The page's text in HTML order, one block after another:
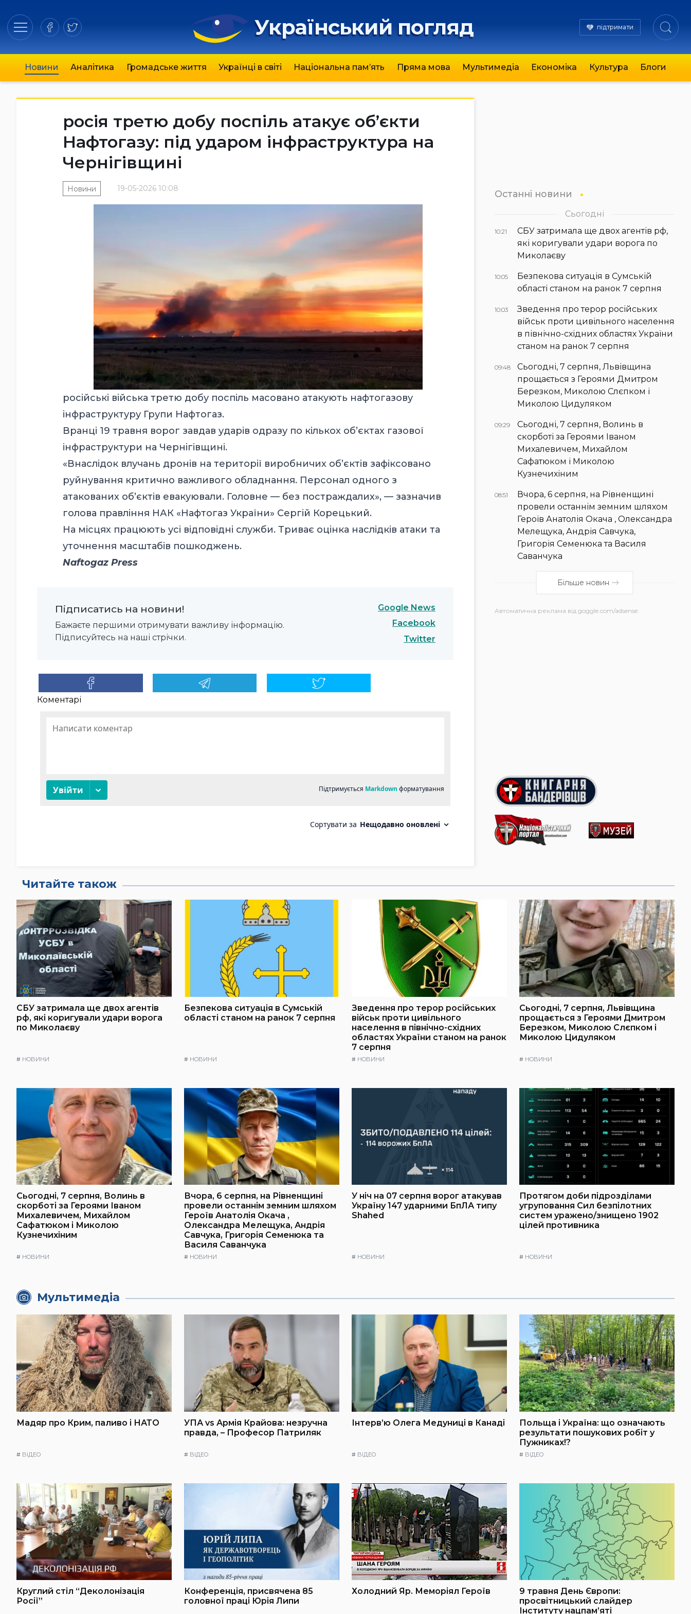
Український погляд підтримати
Новини Аналітика Громадське життя Українці в світі Національна пам’ять Пряма мова Мультимедіа Економіка Культура Блоги
росія третю добу поспіль атакує об’єкти
Нафтогазу: під ударом інфраструктура на
Чернігівщині
19-05-2026 10:08
Новини
російські війська третю добу поспіль масовано атакують нафтогазову
інфраструктуру Групи Нафтогаз.
Вранці 19 травня ворог завдав ударів одразу по кількох обʼєктах газової
інфраструктури на Чернігівщині.
«Внаслідок влучань дронів на території виробничих обʼєктів зафіксовано
руйнування критично важливого обладнання. Персонал одного з
атакованих обʼєктів евакуювали. Головне — без постраждалих», — зазначив
голова правління НАК «Нафтогаз України» Сергій Корецький.
На місцях працюють усі відповідні служби. Триває оцінка наслідків атаки та
уточнення масштабів пошкоджень.
Naftogaz Press
Підписатись на новини!
Бажаєте першими отримувати важливу інформацію.
Підписуйтесь на наші стрічки.
Google News
Facebook
Twitter
Коментарі
Останні новини
Сьогодні
10:21
СБУ затримала ще двох агентів рф,
які коригували удари ворога по
Миколаєву
10:05
Безпекова ситуація в Сумській
області станом на ранок 7 серпня
10:03
Зведення про терор російських
військ проти цивільного населення
в північно-східних областях України
станом на ранок 7 серпня
09:48
Сьогодні, 7 серпня, Львівщина
прощається з Героями Дмитром
Березком, Миколою Слєпком і
Миколою Цидуляком
09:29
Сьогодні, 7 серпня, Волинь в
скорботі за Героями Іваном
Михалевичем, Михайлом
Сафатюком і Миколою
Кузнечихіним
08:51
Вчора, 6 серпня, на Рівненщині
провели останнім земним шляхом
Героїв Анатолія Окача , Олександра
Мелещука, Андрія Савчука,
Григорія Семенюка та Василя
Саванчука
Більше новин
Автоматична реклама від goggle.com/adsense:
Читайте також
СБУ затримала ще двох агентів
рф, які коригували удари ворога
по Миколаєву
# НОВИНИ
Безпекова ситуація в Сумській
області станом на ранок 7 серпня
# НОВИНИ
Зведення про терор російських
військ проти цивільного
населення в північно-східних
областях України станом на ранок
7 серпня
# НОВИНИ
Сьогодні, 7 серпня, Львівщина
прощається з Героями Дмитром
Березком, Миколою Слєпком і
Миколою Цидуляком
# НОВИНИ
Сьогодні, 7 серпня, Волинь в
скорботі за Героями Іваном
Михалевичем, Михайлом
Сафатюком і Миколою
Кузнечихіним
# НОВИНИ
Вчора, 6 серпня, на Рівненщині
провели останнім земним шляхом
Героїв Анатолія Окача ,
Олександра Мелещука, Андрія
Савчука, Григорія Семенюка та
Василя Саванчука
# НОВИНИ
У ніч на 07 серпня ворог атакував
Україну 147 ударними БпЛА типу
Shahed
# НОВИНИ
Протягом доби підрозділами
угруповання Сил безпілотних
систем уражено/знищено 1902
цілей противника
# НОВИНИ
Мультимедіа
Мадяр про Крим, паливо і НАТО
# ВІДЕО
УПА vs Армія Крайова: незручна
правда, – Професор Патриляк
# ВІДЕО
Інтерв’ю Олега Медуниці в Канаді
# ВІДЕО
Польща і Україна: що означають
результати пошукових робіт у
Пужниках!?
# ВІДЕО
Круглий стіл “Деколонізація
Росії”
Конференція, присвячена 85
головної праці Юрія Липи
Холодний Яр. Меморіял Героїв
9 травня День Європи:
просвітницький слайдер
Інституту нацпам’яті